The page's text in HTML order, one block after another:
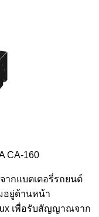
CA-160
ากแบตเตอรี่รถยนต์
อยู่ด้านหน้า
เพื่อรับสัญญาณจาก